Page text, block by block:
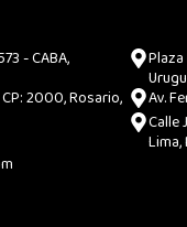
- CABA,
2000, Rosario,
Av.
Calle
Lima,